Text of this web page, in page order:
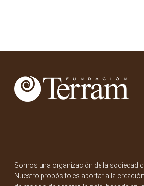
Somos una organización de la sociedad
Nuestro propósito es aportar a la